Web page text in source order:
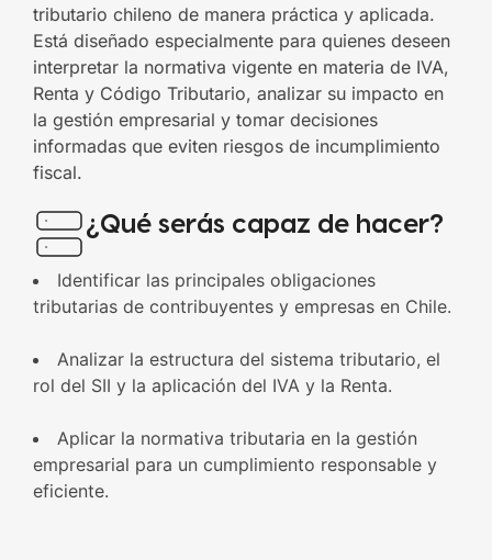
tributario chileno de manera práctica y aplicada.
Está diseñado especialmente para quienes deseen
interpretar la normativa vigente en materia de IVA,
Renta y Código Tributario, analizar su impacto en
la gestión empresarial y tomar decisiones
informadas que eviten riesgos de incumplimiento
fiscal.
¿Qué serás capaz de hacer?
Identificar las principales obligaciones
tributarias de contribuyentes y empresas en Chile.
Analizar la estructura del sistema tributario, el
rol del SII y la aplicación del IVA y la Renta.
Aplicar la normativa tributaria en la gestión
empresarial para un cumplimiento responsable y
eficiente.